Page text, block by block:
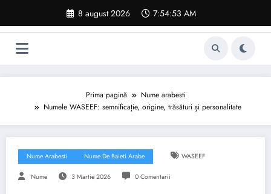
conținut
8 august 2026 7:54:54 AM
Prima pagină
Nume arabesti
Numele WASEEF: semnificație, origine, trăsături și personalitate
Nume Arabesti Nume De Baieti Arabe WASEEF
Nume 3 Martie 2026 0 Comentarii